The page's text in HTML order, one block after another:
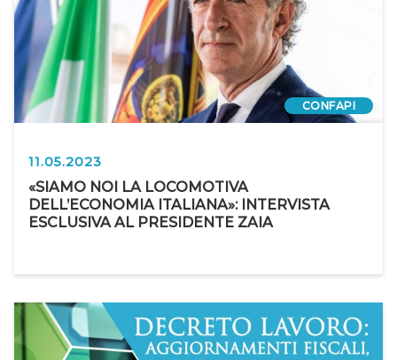
CONFAPI
11.05.2023
«SIAMO NOI LA LOCOMOTIVA
DELL’ECONOMIA ITALIANA»: INTERVISTA
ESCLUSIVA AL PRESIDENTE ZAIA